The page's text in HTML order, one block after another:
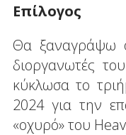
Επίλογος
Θα ξαναγράψω
διοργανωτές
κύκλωσα το
2024 για την
«οχυρό» του